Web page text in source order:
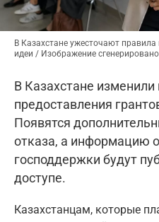
В Казахстане ужесточают
идеи / Изображение
В Казахстане изменили
предоставления
Появятся
отказа, а информацию
господдержки будут
доступе.
Казахстанцам, которые